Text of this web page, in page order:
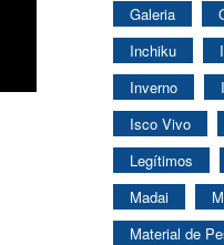
Galeria
Inchiku
Inverno
Isco Vivo
Legítimos
Madai
Material de